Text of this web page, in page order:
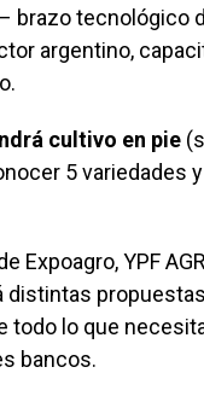
brazo tecnológico
argentino,
cultivo en pie
5 variedades
Expoagro, YPF
lo que
bancos.